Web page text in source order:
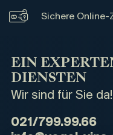
Sichere Online-
EIN
DIENSTEN
Wir sind für Sie da!
021/799.99.66